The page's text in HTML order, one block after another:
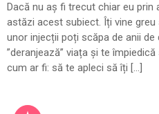
Dacă nu aș fi trecut chiar eu
astăzi acest subiect. Îți vine
unor injecții poți scăpa de anii de
”deranjează” viața și te
cum ar fi: să te apleci să îți […]